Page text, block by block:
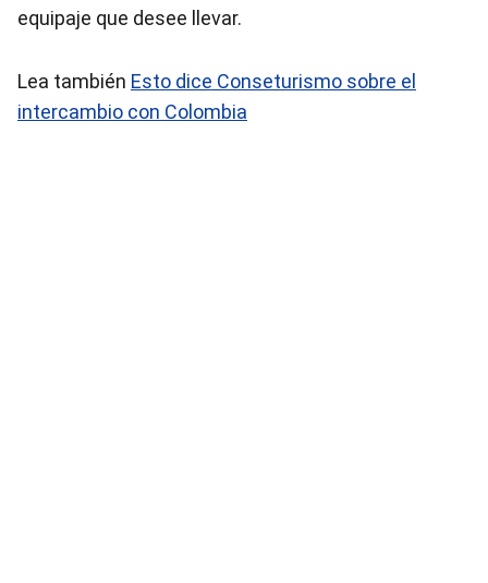
equipaje que desee llevar.
Lea también Esto dice Conseturismo sobre el
intercambio con Colombia